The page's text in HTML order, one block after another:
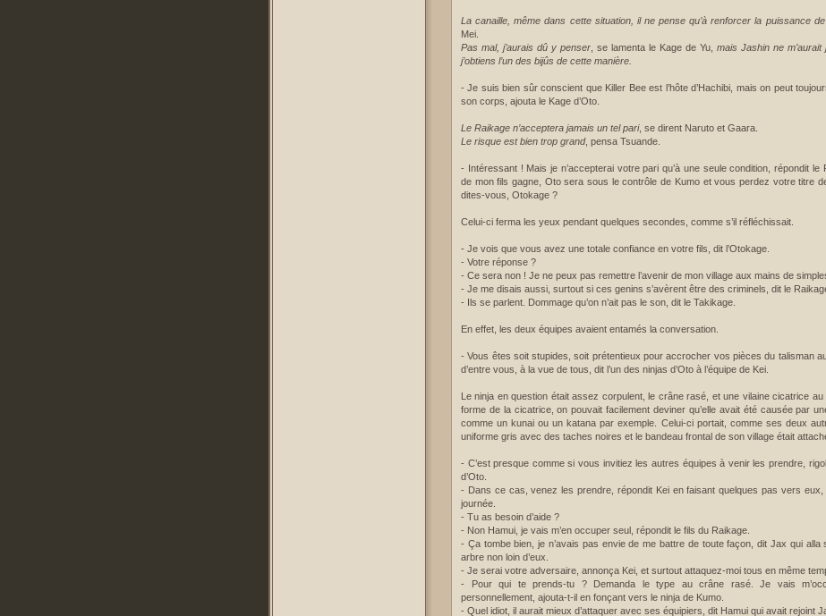
La canaille, même dans cette situation, il ne pense qu’à renforcer la puissance
Mei.
Pas mal, j’aurais dû y penser , se lamenta le Kage de Yu, mais Jashin ne
j’obtiens l’un des bijûs de cette manière.
- Je suis bien sûr conscient que Killer Bee est l’hôte d’Hachibi, mais on peut
son corps, ajouta le Kage d’Oto.
Le Raikage n’acceptera jamais un tel pari, se dirent Naruto et Gaara.
Le risque est bien trop grand, pensa Tsuande.
- Intéressant ! Mais je n’accepterai votre pari qu’à une seule condition, répondit le
de mon fils gagne, Oto sera sous le contrôle de Kumo et vous perdez votre titre
dites-vous, Otokage ?
Celui-ci ferma les yeux pendant quelques secondes, comme s’il réfléchissait.
- Je vois que vous avez une totale confiance en votre fils, dit l’Otokage.
- Votre réponse ?
- Ce sera non ! Je ne peux pas remettre l’avenir de mon village aux mains de
- Je me disais aussi, surtout si ces genins s’avèrent être des criminels, dit le
- Ils se parlent. Dommage qu’on n’ait pas le son, dit le Takikage.
En effet, les deux équipes avaient entamés la conversation.
- Vous êtes soit stupides, soit prétentieux pour accrocher vos pièces du talisman
d’entre vous, à la vue de tous, dit l’un des ninjas d’Oto à l’équipe de Kei.
Le ninja en question était assez corpulent, le crâne rasé, et une vilaine cicatrice au
forme de la cicatrice, on pouvait facilement deviner qu’elle avait été causée par
comme un kunai ou un katana par exemple. Celui-ci portait, comme ses deux
uniforme gris avec des taches noires et le bandeau frontal de son village était
- C’est presque comme si vous invitiez les autres équipes à venir les prendre,
d’Oto.
- Dans ce cas, venez les prendre, répondit Kei en faisant quelques pas vers eux,
journée.
- Tu as besoin d’aide ?
- Non Hamui, je vais m’en occuper seul, répondit le fils du Raikage.
- Ça tombe bien, je n’avais pas envie de me battre de toute façon, dit Jax qui alla
arbre non loin d’eux.
- Je serai votre adversaire, annonça Kei, et surtout attaquez-moi tous en même
- Pour qui te prends-tu ? Demanda le type au crâne rasé. Je vais
personnellement, ajouta-t-il en fonçant vers le ninja de Kumo.
- Quel idiot, il aurait mieux d’attaquer avec ses équipiers, dit Hamui qui avait rejoint